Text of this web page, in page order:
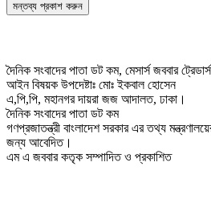
দৈনিক সংবাদের পাতা ডট কম, মেসার্স জববার
আইন বিষয়ক উপদেষ্টাঃ মোঃ ইকবাল হোসেন
এ,পি,পি, মহানগর দায়রা জজ আদালত, ঢাকা।
দৈনিক সংবাদের পাতা ডট কম
গণপ্রজাতন্ত্রী বাংলাদেশ সরকার এর তথ্য
জন্য আবেদিত।
এম এ জববার কতৃক সম্পাদিত ও প্রকাশিত